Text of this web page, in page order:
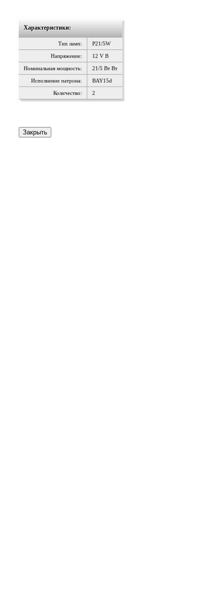
Характеристики:
Тип ламп: P21/5W
Напряжение: 12 V В
Номинальная мощность: 21/5 Вт Вт
Исполнение патрона: BAY15d
Количество: 2